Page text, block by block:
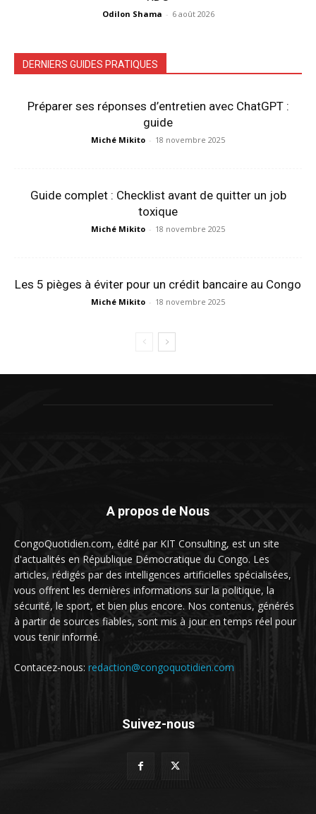
Odilon Shama - 6 août 2026
DERNIERS GUIDES PRATIQUES
Préparer ses réponses d’entretien avec ChatGPT :
guide
Miché Mikito - 18 novembre 2025
Guide complet : Checklist avant de quitter un job
toxique
Miché Mikito - 18 novembre 2025
Les 5 pièges à éviter pour un crédit bancaire au Congo
Miché Mikito - 18 novembre 2025
A propos de Nous
CongoQuotidien.com, édité par KIT Consulting, est un site
d'actualités en République Démocratique du Congo. Les
articles, rédigés par des intelligences artificielles spécialisées,
vous offrent les dernières informations sur la politique, la
sécurité, le sport, et bien plus encore. Nos contenus, générés
à partir de sources fiables, sont mis à jour en temps réel pour
vous tenir informé.
Contacez-nous: redaction@congoquotidien.com
Suivez-nous